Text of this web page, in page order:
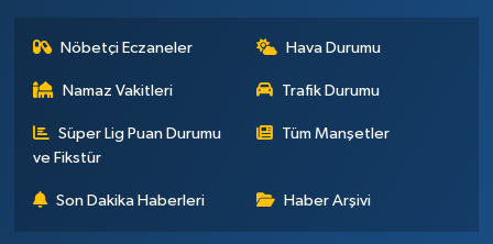
Nöbetçi Eczaneler Hava Durumu
Namaz Vakitleri Trafik Durumu
Süper Lig Puan Durumu
ve Fikstür
Tüm Manşetler
Son Dakika Haberleri Haber Arşivi